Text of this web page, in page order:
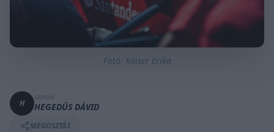
Fotó: Kaiser Erika
H HEGEDŰS DÁVID
MEGOSZTÁS